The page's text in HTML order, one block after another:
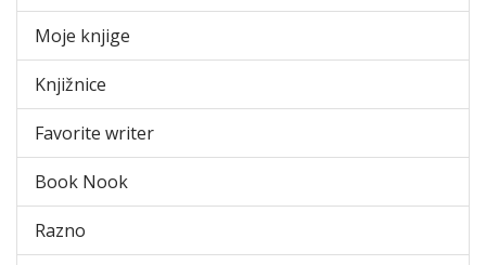
Moje knjige
Knjižnice
Favorite writer
Book Nook
Razno